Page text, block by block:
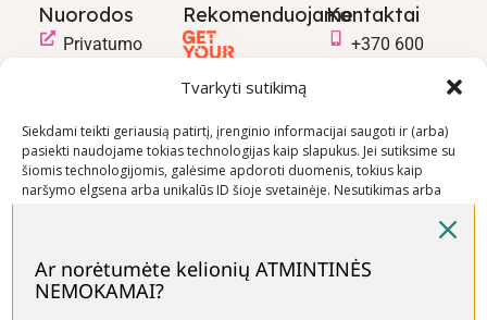
Tvarkyti sutikimą
Siekdami teikti geriausią patirtį, įrenginio informacijai saugoti ir (arba)
pasiekti naudojame tokias technologijas kaip slapukus. Jei sutiksime su
šiomis technologijomis, galėsime apdoroti duomenis, tokius kaip
naršymo elgsena arba unikalūs ID šioje svetainėje. Nesutikimas arba
Nuorodos
Privatumo
pirkimo –
pardavimo
taisyklės
sąlygos
RekomenduojameKontaktai
+370 600
Ar norėtumėte kelionių ATMINTINĖS
NEMOKAMAI?